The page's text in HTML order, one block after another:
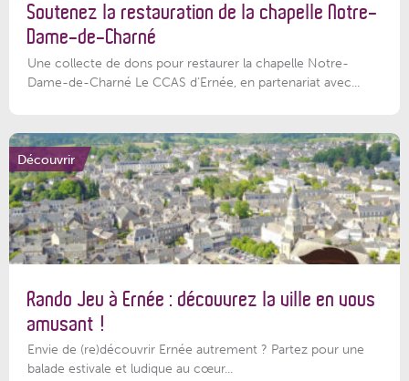
Soutenez la restauration de la chapelle Notre-
Dame-de-Charné
Une collecte de dons pour restaurer la chapelle Notre-
Dame-de-Charné Le CCAS d’Ernée, en partenariat avec...
Découvrir
Rando Jeu à Ernée : découvrez la ville en vous
amusant !
Envie de (re)découvrir Ernée autrement ? Partez pour une
balade estivale et ludique au cœur...